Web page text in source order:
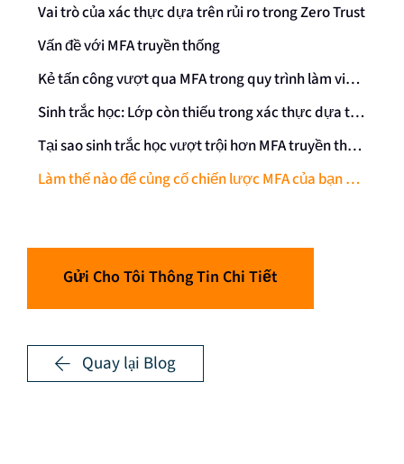
Vai trò của xác thực dựa trên rủi ro trong Zero Trust
Vấn đề với MFA truyền thống
Kẻ tấn công vượt qua MFA trong quy trình làm việc dựa trên rủi ro như thế nào
Sinh trắc học: Lớp còn thiếu trong xác thực dựa trên rủi ro
Tại sao sinh trắc học vượt trội hơn MFA truyền thống
Làm thế nào để củng cố chiến lược MFA của bạn ngay hôm nay
Gửi Cho Tôi Thông Tin Chi Tiết
Quay lại Blog